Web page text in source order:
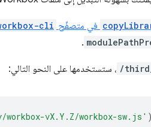
في متصفّح cli
.
/ ، ستستخدمها على النحو التالي:
vX.Y.Z/workbox-sw.js'